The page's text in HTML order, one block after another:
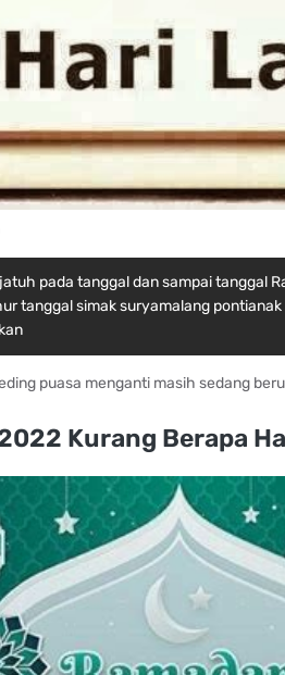
pada tanggal dan sampai tanggal
tanggal simak suryamalang
puasa menganti masih sedang
Kurang Berapa